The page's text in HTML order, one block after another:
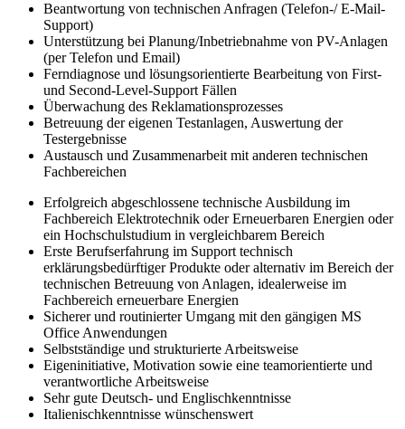
Beantwortung von technischen Anfragen (Telefon-/ E-Mail-
Support)
Unterstützung bei Planung/Inbetriebnahme von PV-Anlagen
(per Telefon und Email)
Ferndiagnose und lösungsorientierte Bearbeitung von First-
und Second-Level-Support Fällen
Überwachung des Reklamationsprozesses
Betreuung der eigenen Testanlagen, Auswertung der
Testergebnisse
Austausch und Zusammenarbeit mit anderen technischen
Fachbereichen
Erfolgreich abgeschlossene technische Ausbildung im
Fachbereich Elektrotechnik oder Erneuer­baren Energien oder
ein Hochschulstudium in vergleichbarem Bereich
Erste Berufserfahrung im Support technisch
erklärungsbedürftiger Produkte oder alternativ im Be­reich der
technischen Betreuung von Anlagen, idealerweise im
Fachbereich erneuerbare Energien
Sicherer und routinierter Umgang mit den gängigen MS
Office Anwendungen
Selbstständige und strukturierte Arbeitsweise
Eigeninitiative, Motivation sowie eine teamorientierte und
verantwortliche Arbeitsweise
Sehr gute Deutsch- und Englischkenntnisse
Italienischkenntnisse wünschenswert